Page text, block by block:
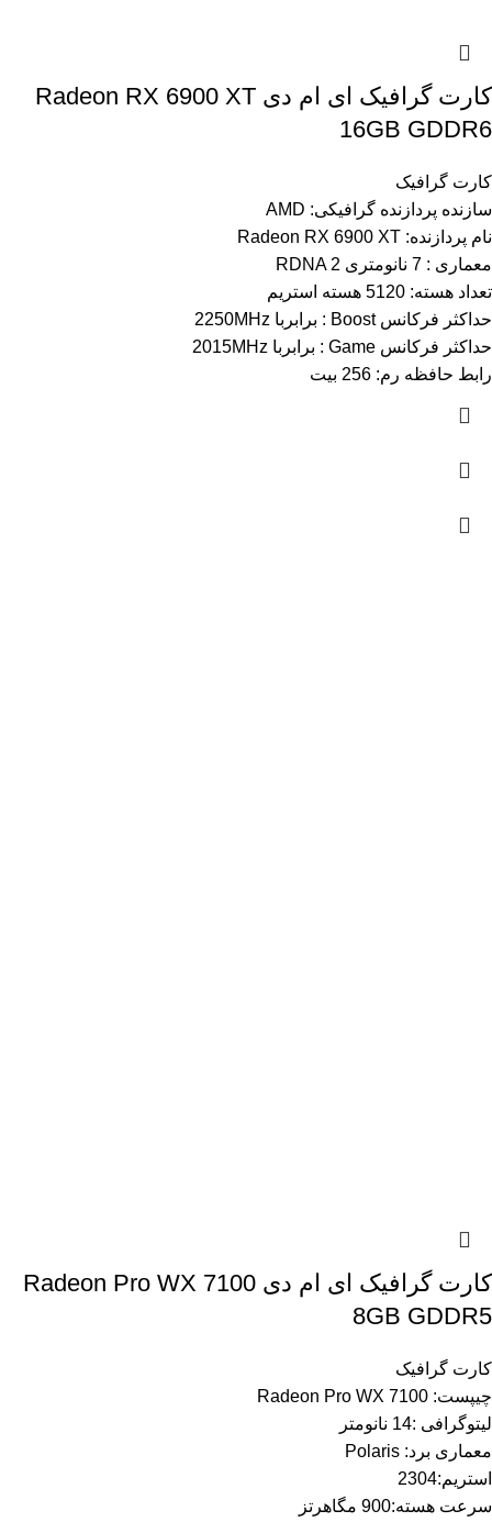
کارت گرافیک ای ام دی Radeon RX 6900 XT
16GB GDDR6
کارت گرافیک
سازنده پردازنده گرافیکی: AMD
نام پردازنده: Radeon RX 6900 XT
معماری : 7 نانومتری RDNA 2
تعداد هسته: 5120 هسته استریم
حداکثر فرکانس Boost : برابربا 2250MHz
حداکثر فرکانس Game : برابربا 2015MHz
رابط حافظه رم: 256 بیت
کارت گرافیک ای ام دی Radeon Pro WX 7100
8GB GDDR5
کارت گرافیک
چیپست: Radeon Pro WX 7100
لیتوگرافی :14 نانومتر
معماری برد: Polaris
استریم:2304
سرعت هسته:900 مگاهرتز